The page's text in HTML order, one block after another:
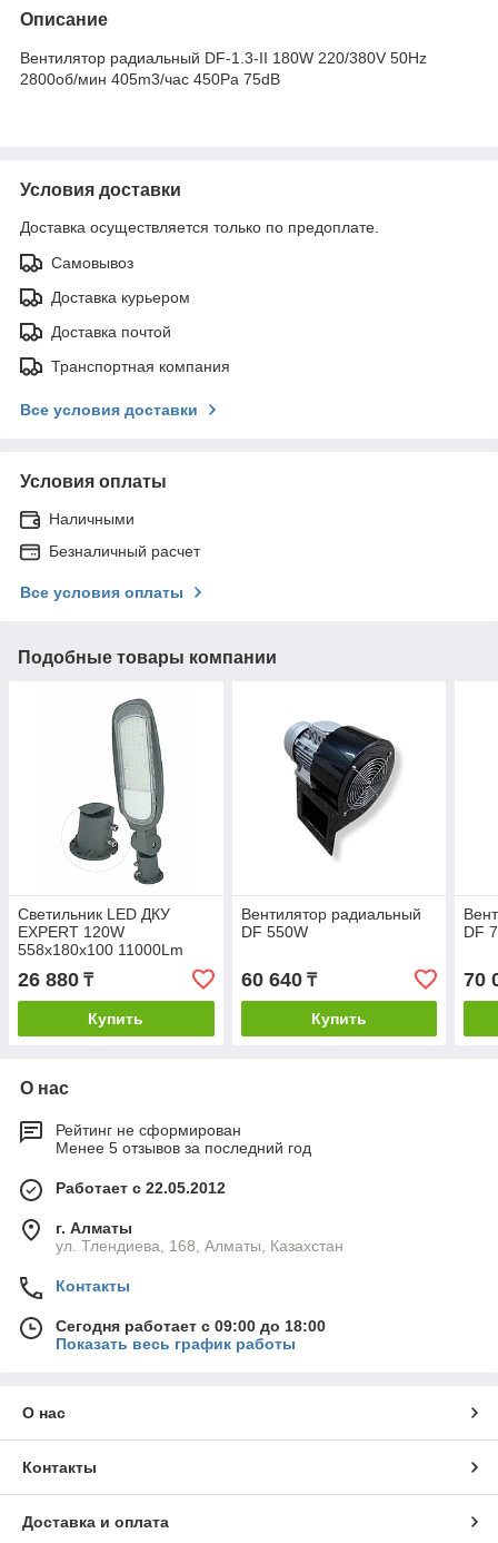
Описание
Вентилятор радиальный DF-1.3-II 180W 220/380V 50Hz
2800об/мин 405m3/час 450Pa 75dB
Условия доставки
Доставка осуществляется только по предоплате.
Самовывоз
Доставка курьером
Доставка почтой
Транспортная компания
Все условия доставки
Условия оплаты
Наличными
Безналичный расчет
Все условия оплаты
Подобные товары компании
Светильник LED ДКУ
EXPERT 120W
558x180x100 11000Lm
26 880 ₸
Купить
Вентилятор радиальный
DF 550W
60 640₸
Купить
DF
70
О нас
Рейтинг не сформирован
Менее 5 отзывов за последний год
Работает с 22.05.2012
г. Алматы
ул. Тлендиева, 168, Алматы, Казахстан
Контакты
Сегодня работает с 09:00 до 18:00
Показать весь график работы
О нас
Контакты
Доставка и оплата